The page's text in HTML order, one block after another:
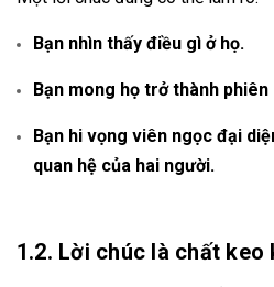
Bạn nhìn thấy điều gì ở họ.
Bạn mong họ trở thành
Bạn hi vọng viên ngọc đại
quan hệ của hai người.
1.2. Lời chúc là chất keo